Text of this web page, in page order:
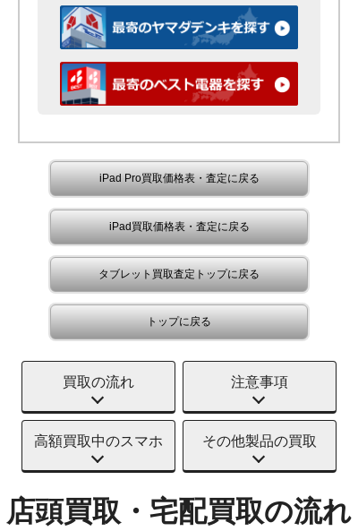
iPad Pro買取価格表・査定に戻る
iPad買取価格表・査定に戻る
タブレット買取査定トップに戻る
トップに戻る
買取の流れ 注意事項
高額買取中のスマホ その他製品の買取
店頭買取・宅配買取の流れ